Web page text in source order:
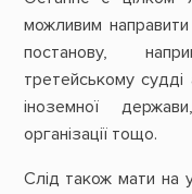
можливим
постанову,
третейському
іноземної
організації тощо.
Слід також мати на